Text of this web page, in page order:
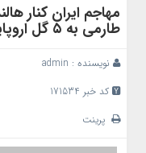
مهاجم ایران کنار
طارمی به ۵ گل اروپایی
نویسنده : admin
کد خبر 171534
پرینت